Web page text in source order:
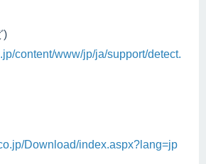
)
content/www/jp/ja/support/detect.
Download/index.aspx?lang=jp